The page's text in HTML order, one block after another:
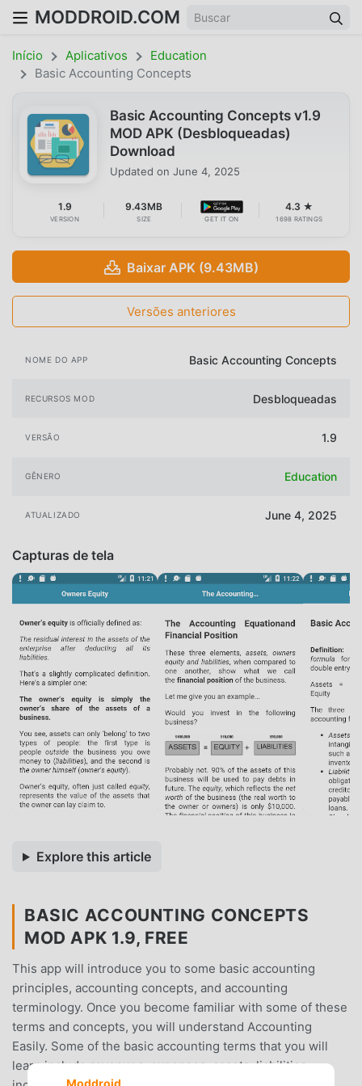
MODDROID.COM
Início Aplicativos
Education
Basic Accounting Concepts
Basic Accounting Concepts v1.9
MOD APK (Desbloqueadas)
Download
Updated on June 4, 2025
1.9
VERSION
9.43MB
SIZE GET IT ON
4.3 ★
1698 RATINGS
Baixar APK (9.43MB)
Versões anteriores
NOME DO APP Basic Accounting Concepts
RECURSOS MOD Desbloqueadas
VERSÃO 1.9
GÊNERO Education
ATUALIZADO June 4, 2025
Capturas de tela
Explore this article
BASIC ACCOUNTING CONCEPTS
MOD APK 1.9, FREE
This app will introduce you to some basic accounting
principles, accounting concepts, and accounting
terminology. Once you become familiar with some of these
terms and concepts, you will understand Accounting
Easily. Some of the basic accounting terms that you will
learn include revenues, expenses, assets, liabilities,
Moddroid